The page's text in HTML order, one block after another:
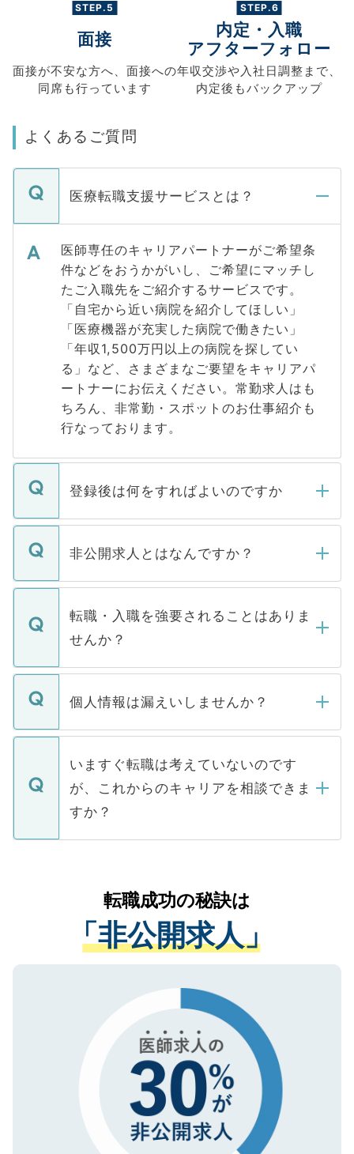
STEP.5
面接
面接が不安な方へ、 面接への
同席も行っています
STEP.6
内定・入職
アフターフォロー
年収交渉や入社日調整まで、
内定後もバックアップ
よくあるご質問
医療転職支援サービスとは？
医師専任のキャリアパートナーがご希望条
件などをおうかがいし、ご希望にマッチし
たご入職先をご紹介するサービスです。
「自宅から近い病院を紹介してほしい」
「医療機器が充実した病院で働きたい」
「年収1,500万円以上の病院を探してい
る」など、さまざまなご要望をキャリアパ
ートナーにお伝えください。常勤求人はも
ちろん、非常勤・スポットのお仕事紹介も
行なっております。
登録後は何をすればよいのですか
ご登録いただきましたら、弊社担当者がご
登録内容を確認し、その後メールもしくは
ます。通常、5営業日以内にはご連絡をせて
いただきますので、しばらくお待ちくださ
非公開求人とはなんですか？
マイナビDOCTORで取り扱っている求人の
うち約3割は、Webサイトからご覧いただ
けない「非公開求人」です。非公開求人は
下記の理由によって、一般には公開してい
ません。
■応募殺到を避けるため 人気のある医療機
関を公にしてしまうと、応募が殺到する場
に、医療機関が求める条件に合った人材の
みを人材紹介会社に依頼するケースが増え
ています。
転職・入職を強要されることはありま
せんか？
転職・入職を強要することは一切ありませ
ん。また、仮に応募先から内定をいただい
定を承諾する必要はありません。内定先へ
の辞退の連絡はキャリアパートナーが行い
個人情報は漏えいしませんか？
個人情報が漏えいすることはありませんの
で、ご安心ください。当サイトからの登録
などで収集したご登録者様の個人情報は、
ご本人のキャリアアップおよび転職活動の
支援を目的に使用いたします。お預かりし
ているすべての個人データはご本人の許可
は、個人情報の取り扱いについての厳密な
管理基準を満たした事業者のみに付与され
る、プライバシーマークを取得済みです。
で、機密保持に関してもご安心ください。
いますぐ転職は考えていないのです
が、これからのキャリアを相談できま
すか？
かがいして、現在の医療機関の状況や紹介
経験をまじえながら、適切なアドバイスを
させていただきます。すぐにご転職をされ
ない方には、長期的なサポートが可能です
ので、まずはご登録ください。
転職成功の秘訣は
「非公開求人」